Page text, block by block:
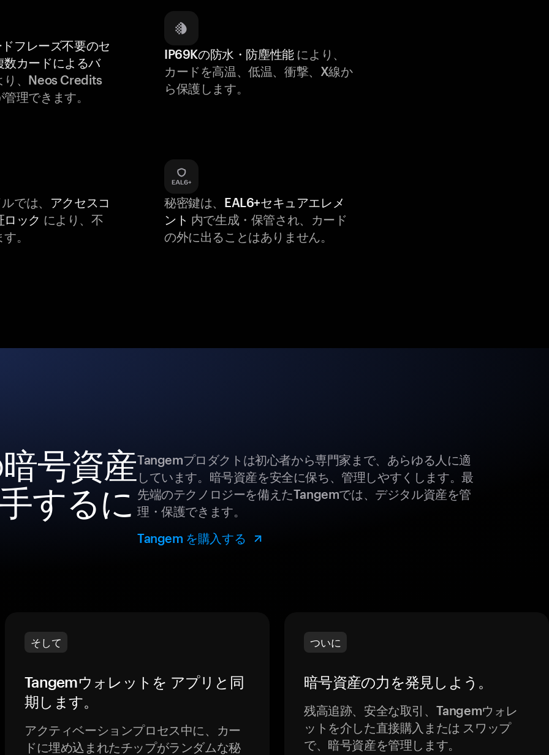
フレーズ不要のセ
カードによるバ
り、Neos Credits
理できます。
IP69Kの防水・防塵性能により、
カードを高温、低温、衝撃、X線か
ら保護します。
では、 アクセスコ
ック により、不
。
秘密鍵は、 EAL6+セキュアエレメ
ント 内で生成・保管され、カード
の外に出ることはありません。
号資産
するに
Tangemプロダクトは初心者から専門家まで、あらゆる人に適
しています。暗号資産を安全に保ち、管理しやすくします。最
先端のテクノロジーを備えたTangemでは、デジタル資産を管
理・保護できます。
Tangem を購入する
そして
Tangemウォレットを アプリと同
期します。
アクティベーションプロセス中に、カー
ドに埋め込まれたチップがランダムな秘
ついに
暗号資産の力を発見しよう。
残高追跡、安全な取引、Tangemウォレ
ットを介した直接購入または スワップ
で、暗号資産を管理します。